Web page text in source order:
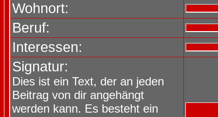
Wohnort:
Beruf:
Interessen:
Signatur:
Dies ist ein Text, der an jeden
Beitrag von dir angehängt
werden kann. Es besteht ein